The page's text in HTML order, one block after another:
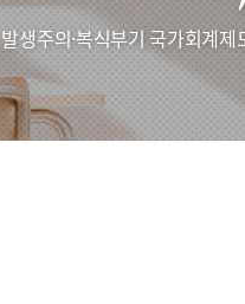
발생주의·복식부기 국가회계